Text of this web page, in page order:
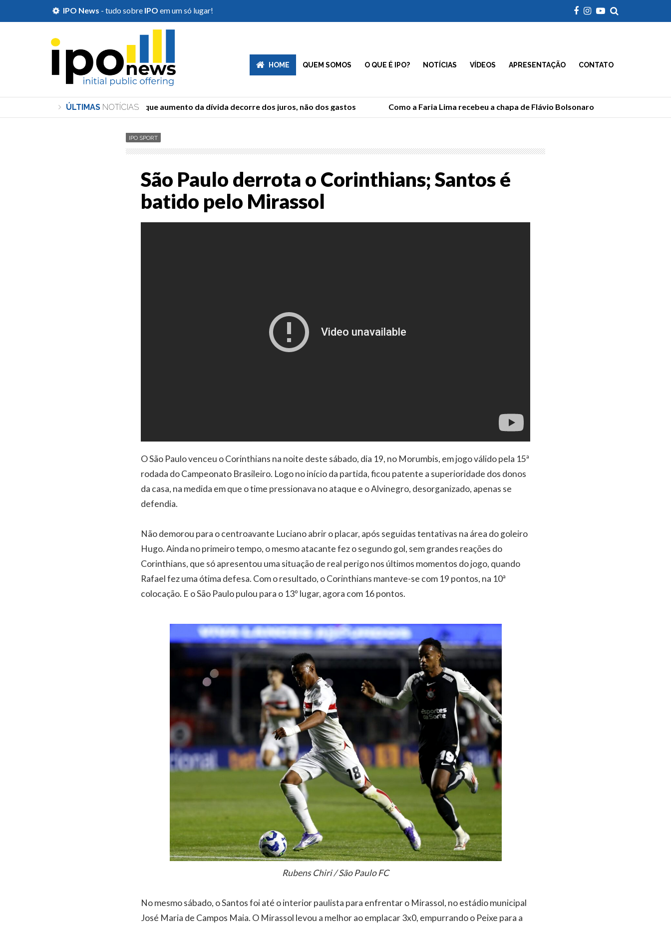
IPO News - tudo sobre IPO em um só lugar!
HOME QUEM SOMOS O QUE É IPO? NOTÍCIAS VÍDEOS APRESENTAÇÃO CONTATO
ÚLTIMAS NOTÍCIAS
Durigan diz que aumento da dívida decorre dos juros, não dos gastos Como a Faria Lima recebeu a chapa de Flávio Bolsonaro
IPO SPORT
São Paulo derrota o Corinthians; Santos é
batido pelo Mirassol
O São Paulo venceu o Corinthians na noite deste sábado, dia 19, no Morumbis, em jogo válido pela 15ª
rodada do Campeonato Brasileiro. Logo no início da partida, ficou patente a superioridade dos donos
da casa, na medida em que o time pressionava no ataque e o Alvinegro, desorganizado, apenas se
defendia.
Não demorou para o centroavante Luciano abrir o placar, após seguidas tentativas na área do goleiro
Hugo. Ainda no primeiro tempo, o mesmo atacante fez o segundo gol, sem grandes reações do
Corinthians, que só apresentou uma situação de real perigo nos últimos momentos do jogo, quando
Rafael fez uma ótima defesa. Com o resultado, o Corinthians manteve-se com 19 pontos, na 10ª
colocação. E o São Paulo pulou para o 13º lugar, agora com 16 pontos.
Rubens Chiri / São Paulo FC
No mesmo sábado, o Santos foi até o interior paulista para enfrentar o Mirassol, no estádio municipal
José Maria de Campos Maia. O Mirassol levou a melhor ao emplacar 3x0, empurrando o Peixe para a